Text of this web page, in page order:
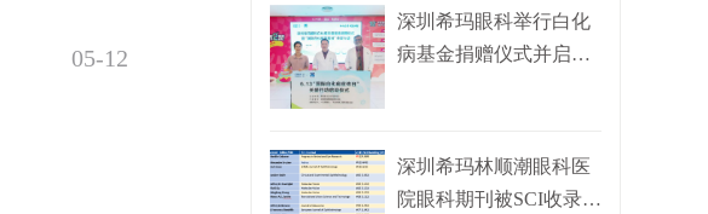
05-12
深圳希玛眼科举行白化
病基金捐赠仪式并启动
深圳希玛林顺潮眼科医
院眼科期刊被SCI收录